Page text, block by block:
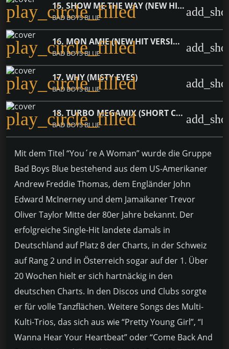
play_circle_filled 15. SHOW ME THE WAY (NEW HIT VERSION)
BAD BOYS BLUE
play_circle_filled 16. MON AMIE (NEW HIT VERSION)
BAD BOYS BLUE
play_circle_filled
17. WHY (MISTY EYES)
BAD BOYS BLUE
play_circle_filled 18. TURBO MEGAMIX (SHORT CUT)
BAD BOYS BLUE
Mit dem Titel “You´re A Woman” wurde die Gruppe
Bad Boys Blue bestehend aus dem US-Amerikaner
Andrew Freddie Thomas, dem Engländer John
Edward McInerney und dem Jamaikaner Trevor
Oliver Taylor Mitte der 80er Jahre bekannt. Der
erfolgreiche Single-Hit landete damals in
Deutschland auf Platz 8 der Charts, in der Schweiz
auf Rang 2 und in Österreich sogar auf der 1. Über
20 Wochen hielt er sich hartnäckig in den
deutschen Charts. In den Discos und Clubs sorgte
er für volle Tanzflächen. Weitere Songs des Multi-
Kulti-Trios, das sich aus wie “Pretty Young Girl”, “I
Wanna Hear Your Heartbeat” oder “Come Back And